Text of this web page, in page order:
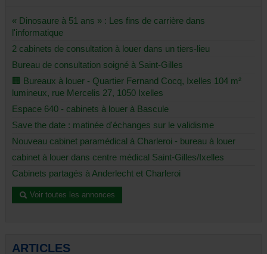
« Dinosaure à 51 ans » : Les fins de carrière dans
l'informatique
2 cabinets de consultation à louer dans un tiers-lieu
Bureau de consultation soigné à Saint-Gilles
🏢 Bureaux à louer - Quartier Fernand Cocq, Ixelles 104 m²
lumineux, rue Mercelis 27, 1050 Ixelles
Espace 640 - cabinets à louer à Bascule
Save the date : matinée d'échanges sur le validisme
Nouveau cabinet paramédical à Charleroi - bureau à louer
cabinet à louer dans centre médical Saint-Gilles/Ixelles
Cabinets partagés à Anderlecht et Charleroi
Voir toutes les annonces
ARTICLES